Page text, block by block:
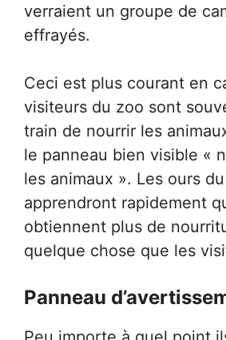
verraient un groupe de
effrayés.
Ceci est plus courant en
visiteurs du zoo sont
train de nourrir les
le panneau bien visible «
les animaux ». Les ours
apprendront rapidement
obtiennent plus de
quelque chose que les
Panneau